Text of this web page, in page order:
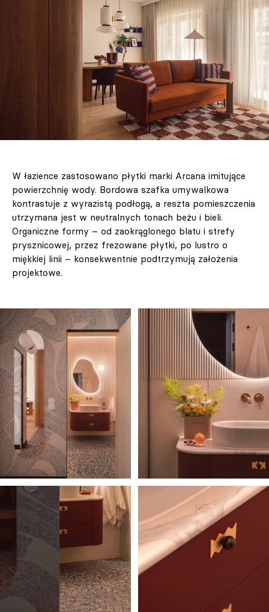
W łazience zastosowano płytki marki Arcana imitujące
powierzchnię wody. Bordowa szafka umywalkowa
kontrastuje z wyrazistą podłogą, a reszta pomieszczenia
utrzymana jest w neutralnych tonach beżu i bieli.
Organiczne formy – od zaokrąglonego blatu i strefy
prysznicowej, przez frezowane płytki, po lustro o
miękkiej linii – konsekwentnie podtrzymują założenia
projektowe.